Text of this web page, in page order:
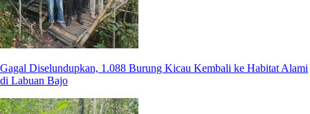
Gagal Diselundupkan, 1.088 Burung Kicau Kembali ke Habitat Alami
di Labuan Bajo